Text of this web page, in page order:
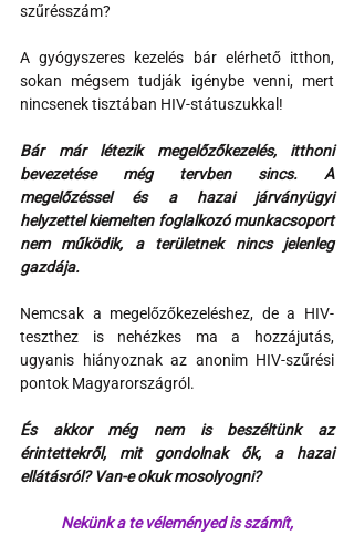
szűrésszám?
A gyógyszeres kezelés bár elérhető itthon,
sokan mégsem tudják igénybe venni, mert
nincsenek tisztában HIV-státuszukkal!
Bár már létezik megelőzőkezelés, itthoni
bevezetése még tervben sincs. A
megelőzéssel és a hazai járványügyi
helyzettel kiemelten foglalkozó munkacsoport
nem működik, a területnek nincs jelenleg
gazdája.
Nemcsak a megelőzőkezeléshez, de a HIV-
teszthez is nehézkes ma a hozzájutás,
ugyanis hiányoznak az anonim HIV-szűrési
pontok Magyarországról.
És akkor még nem is beszéltünk az
érintettekről, mit gondolnak ők, a hazai
ellátásról? Van-e okuk mosolyogni?
Nekünk a te véleményed is számít,